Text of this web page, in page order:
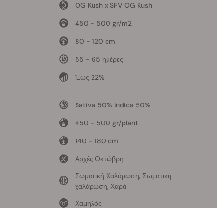
OG Kush x SFV OG Kush
450 - 500 gr/m2
80 - 120 cm
55 - 65 ημέρες
Έως 22%
Sativa 50% Indica 50%
450 - 500 gr/plant
140 - 180 cm
Αρχές Οκτώβρη
Σωματική Χαλάρωση, Σωματική
χαλάρωση, Χαρά
Χαμηλός